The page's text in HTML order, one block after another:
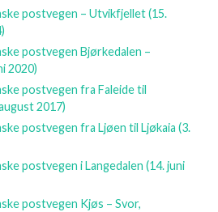
postvegen – Utvikfjellet(15.
postvegen Bjørkedalen –
2020)
postvegen fra Faleide til
2017)
postvegen fra Ljøen til Ljøkaia(3.
postvegen i Langedalen(14. juni
postvegen Kjøs – Svor,